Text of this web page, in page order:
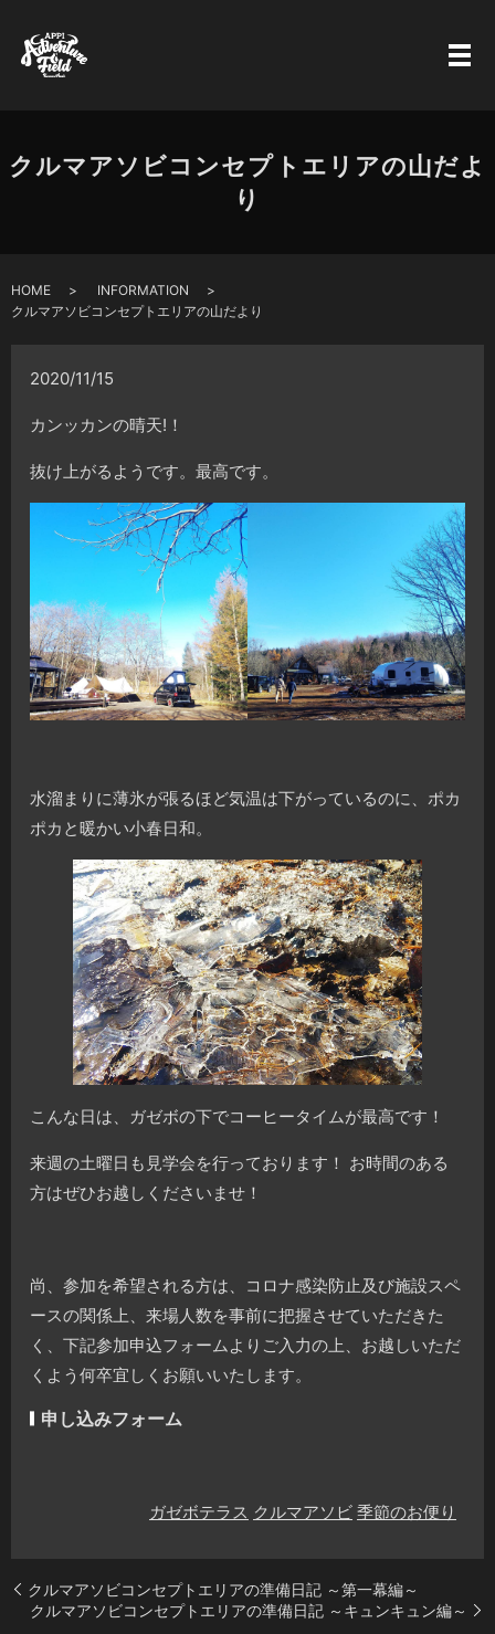
クルマアソビコンセプトエリアの山だよ
り
HOME
INFORMATION
クルマアソビコンセプトエリアの山だより
2020/11/15
カンッカンの晴天!！
抜け上がるようです。最高です。
水溜まりに薄氷が張るほど気温は下がっているのに、ポカ
ポカと暖かい小春日和。
こんな日は、ガゼボの下でコーヒータイムが最高です！
来週の土曜日も見学会を行っております！ お時間のある
方はぜひお越しくださいませ！
尚、参加を希望される方は、コロナ感染防止及び施設スペ
ースの関係上、来場人数を事前に把握させていただきた
く、下記参加申込フォームよりご入力の上、お越しいただ
くよう何卒宜しくお願いいたします。
申し込みフォーム
ガゼボテラス クルマアソビ 季節のお便り
クルマアソビコンセプトエリアの準備日記 ～第一幕編～
クルマアソビコンセプトエリアの準備日記 ～キュンキュン編～